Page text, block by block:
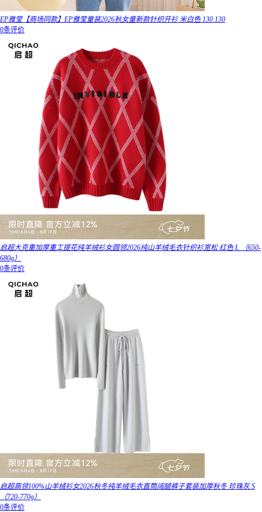
EP雅莹【商场同款】EP雅莹童装2026秋女童新款针织开衫 米白色 130 130
0条评价
启超大克重加厚重工提花纯羊绒衫女圆领2026纯山羊绒毛衣针织衫宽松 红色 L （650-
680g）
0条评价
启超高领100%山羊绒衫女2026秋冬纯羊绒毛衣直筒阔腿裤子套装加厚秋冬 珍珠灰 S
（720-770g）
0条评价